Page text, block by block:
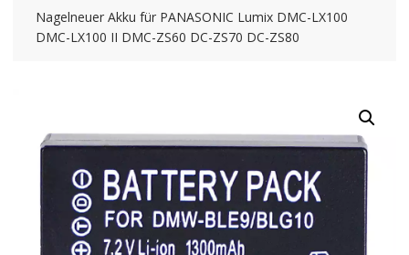
Nagelneuer Akku für PANASONIC Lumix DMC-LX100
DMC-LX100 II DMC-ZS60 DC-ZS70 DC-ZS80